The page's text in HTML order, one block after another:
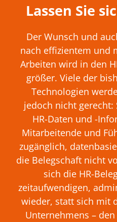
Lassen Sie
Der Wunsch und
nach effizientem und
Arbeiten wird in den
größer. Viele der
Technologien
jedoch nicht gerecht:
HR-Daten und -
Mitarbeitende und
zugänglich,
die Belegschaft nicht
sich die HR-
zeitaufwendigen,
wieder, statt sich mit
Unternehmens –